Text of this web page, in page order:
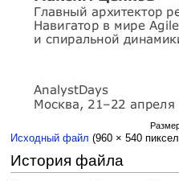
Исходный файл (960 × 540
История файла